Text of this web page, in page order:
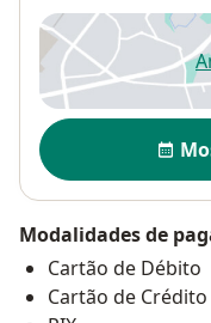
Disponibilidade
Modalidades de
Cartão de Débito
Cartão de Crédito